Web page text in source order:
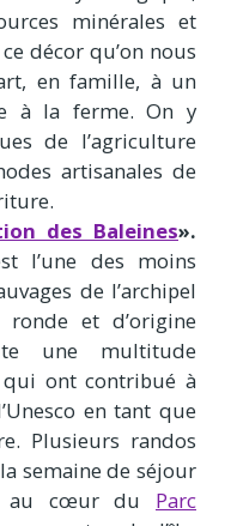
minérales et
décor qu’on nous
en famille, à un
à la ferme. On y
de l’agriculture
artisanales de
des Baleines».
l’une des moins
de l’archipel
ronde et d’origine
une multitude
qui ont contribué à
en tant que
Plusieurs randos
semaine de séjour
au cœur du Parc